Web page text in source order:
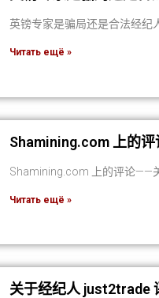
英镑专家是骗局还是合法经纪
Читать ещё »
Shamining.com 上的
Shamining.com 上的评论——
Читать ещё »
关于经纪人 just2trade